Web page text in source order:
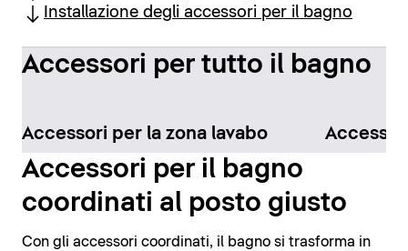
Installazione degli accessori per il bagno
Accessori per tutto il bagno
Accessori per la zona lavabo
Accessori per il bagno
coordinati al posto giusto
Con gli accessori coordinati, il bagno si trasforma in